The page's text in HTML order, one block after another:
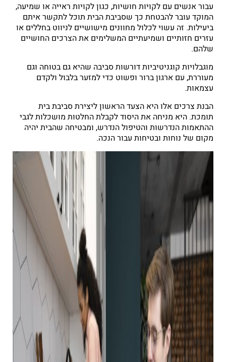
עבור אנשים עם לקויות חושיות, כגון לקויות ראייה או שמיעה,
המוקד עובר להבטחת כך שסביבת הבית תוכל לתקשר איתם
ביעילות. זה עשוי לכלול מחוונים מישושיים לניווט בחללים או
עזרים חזותיים ושמיעתיים המשלימים את הצרכים החושיים
שלהם.
מוגבלויות קוגניטיביות דורשות סביבה שהיא גם בטוחה וגם
מעוררת, עם ארגון ברור ופשוט כדי למזער בלבול ולקדם
עצמאות.
הבנת צרכים אלו היא הצעד הראשון ליצירת סביבת בית
תומכת. היא מניחה את היסוד לקבלת החלטות מושכלות לגבי
ההתאמות הנדרשות והטיפול הנדרש, ומבטיחה שהבית יהיה
מקום של נוחות ובטיחות עבור הנכה.